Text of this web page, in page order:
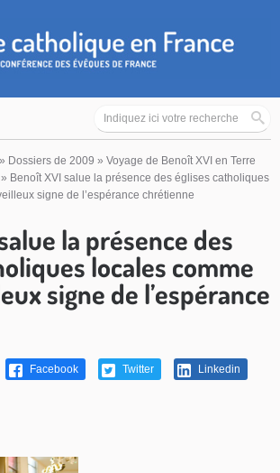
» Dossiers de 2009 » Voyage de Benoît XVI en Terre
» Benoît XVI salue la présence des églises catholiques
signe de l’espérance chrétienne
la présence des
locales comme
signe de l’espérance
Facebook Twitter Linkedin